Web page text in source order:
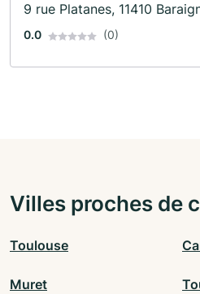
9 rue Platanes, 11410
0.0 (0)
Villes proches de
Toulouse
Muret